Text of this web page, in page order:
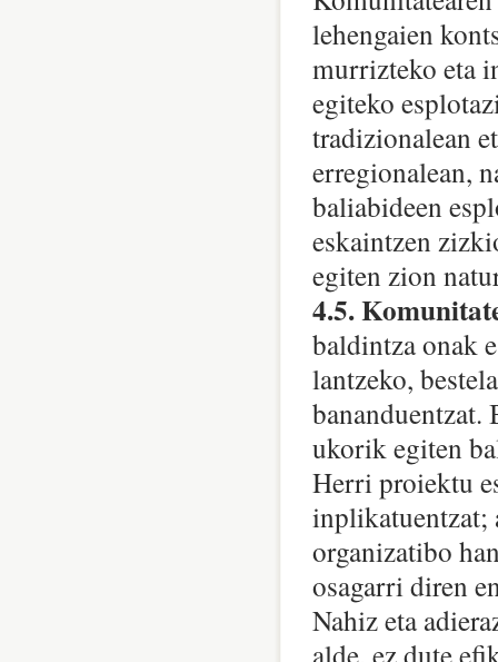
lehengaien
murrizteko eta
egiteko
tradizionalean
erregionalean,
baliabideen
eskaintzen
egiten zion
4.5.
baldintza onak
lantzeko,
bananduentzat.
ukorik egiten
Herri proiektu
inplikatuentzat;
organizatibo
osagarri diren
Nahiz eta
alde, ez dute